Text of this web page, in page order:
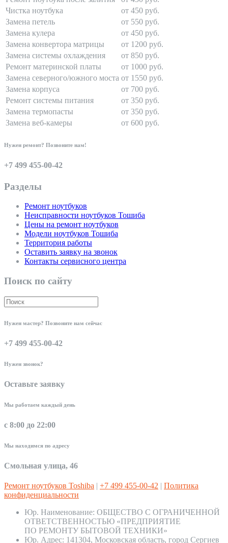
Чистка ноутбука
от 450 руб.
Замена петель
от 550 руб.
Замена кулера
от 450 руб.
Замена конвертора матрицы
от 1200 руб.
Замена системы охлаждения
от 850 руб.
Ремонт материнской платы
от 1000 руб.
Замена северного/южного моста от 1550 руб.
Замена корпуса
от 700 руб.
Ремонт системы питания
от 350 руб.
Замена термопасты
от 350 руб.
Замена веб-камеры
от 600 руб.
Нужен ремонт? Позвоните нам!
+7 499 455-00-42
Разделы
Ремонт ноутбуков
Неисправности ноутбуков Тошиба
Цены на ремонт ноутбуков
Модели ноутбуков Тошиба
Территория работы
Оставить заявку на звонок
Контакты сервисного центра
Поиск по сайту
Нужен мастер? Позвоните нам сейчас
+7 499 455-00-42
Нужен звонок?
Оставьте заявку
Мы работаем каждый день
с 8:00 до 22:00
Мы находимся по адресу
Смольная улица, 46
Ремонт ноутбуков Toshiba | +7 499 455-00-42 | Политика
конфиденциальности
Юр. Наименование: ОБЩЕСТВО С ОГРАНИЧЕННОЙ
ОТВЕТСТВЕННОСТЬЮ «ПРЕДПРИЯТИЕ
ПО РЕМОНТУ БЫТОВОЙ ТЕХНИКИ»
Юр. Адрес: 141304, Московская область, город Сергиев